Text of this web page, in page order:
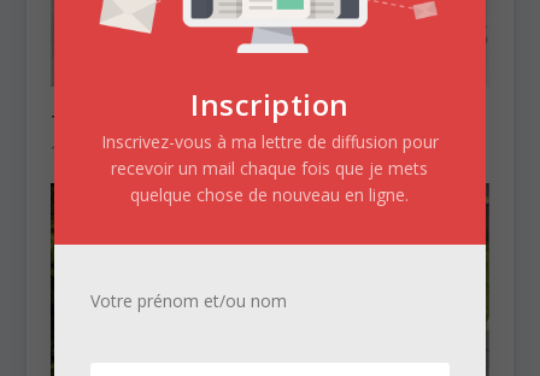
Tueur en série en herbe?
13/08/2023
Inscription
Inscrivez-vous à ma lettre de diffusion pour
recevoir un mail chaque fois que je mets
quelque chose de nouveau en ligne.
Votre prénom et/ou nom